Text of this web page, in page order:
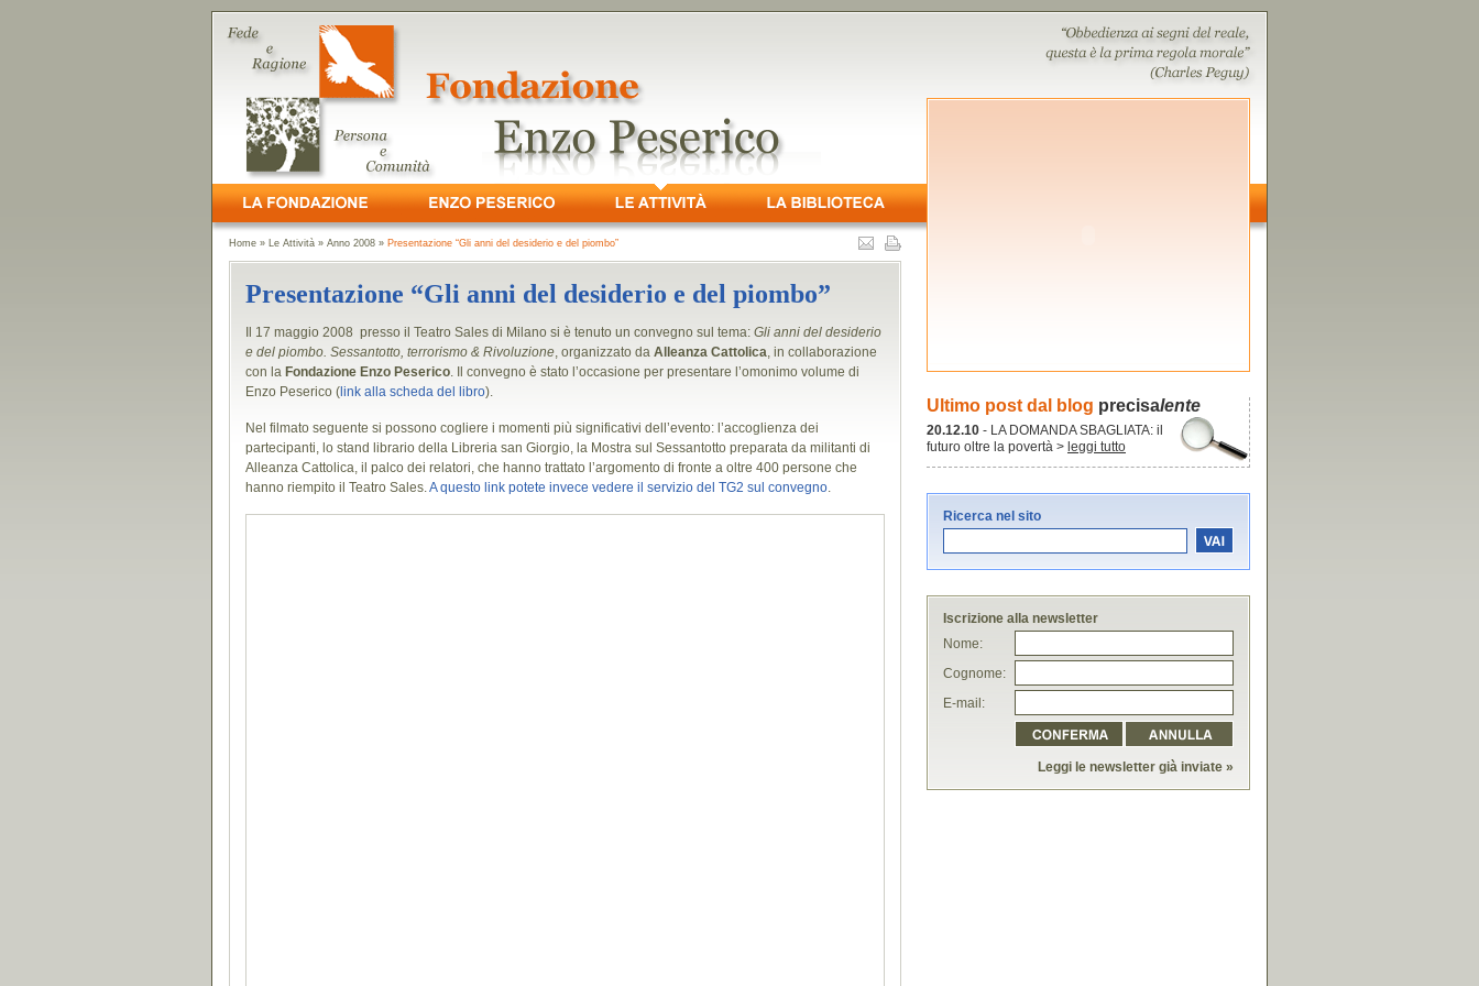
Home » Le Attività » Anno 2008 » Presentazione “Gli anni del desiderio e del piombo”
Presentazione “Gli anni del desiderio e del piombo”
Il 17 maggio 2008 presso il Teatro Sales di Milano si è tenuto un convegno sul tema: Gli anni del desiderio
e del piombo. Sessantotto, terrorismo & Rivoluzione, organizzato da Alleanza Cattolica, in collaborazione
con la Fondazione Enzo Peserico. Il convegno è stato l’occasione per presentare l’omonimo volume di
Enzo Peserico ( link alla scheda del libro).
Nel filmato seguente si possono cogliere i momenti più significativi dell’evento: l’accoglienza dei
partecipanti, lo stand librario della Libreria san Giorgio, la Mostra sul Sessantotto preparata da militanti di
Alleanza Cattolica, il palco dei relatori, che hanno trattato l’argomento di fronte a oltre 400 persone che
hanno riempito il Teatro Sales.A questo link potete invece vedere il servizio del TG2 sul convegno.
Ultimo post dal blog precisalente
20.12.10 - LA DOMANDA SBAGLIATA: il
futuro oltre la povertà > leggi tutto
Ricerca nel sito
Iscrizione alla newsletter
Nome:
Cognome:
E-mail:
Leggi le newsletter già inviate »